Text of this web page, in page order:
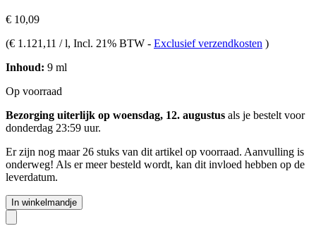
€ 10,09
(€ 1.121,11 / l, Incl. 21% BTW - Exclusief verzendkosten )
Inhoud: 9 ml
Op voorraad
Bezorging uiterlijk op woensdag, 12. augustus als je bestelt voor
donderdag 23:59 uur.
Er zijn nog maar 26 stuks van dit artikel op voorraad. Aanvulling is
onderweg! Als er meer besteld wordt, kan dit invloed hebben op de
leverdatum.
In winkelmandje